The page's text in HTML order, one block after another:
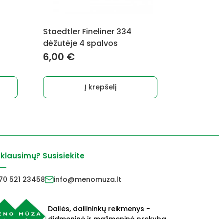
Staedtler Fineliner 334
dėžutėje 4 spalvos
6,00 €
Į krepšelį
Susisiekite
521 23458 info@menomuza.lt
Dailės, dailininkų reikmenys -